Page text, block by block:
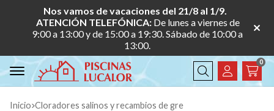
Nos vamos de vacaciones del 21/8 al 1/9.
ATENCIÓN TELEFÓNICA: De lunes a viernes de
9:00 a 13:00 y de 15:00 a 19:30. Sábado de 10:00 a
13:00.
Buscar
0
Inicio
cloradores salinos y recambios de gre